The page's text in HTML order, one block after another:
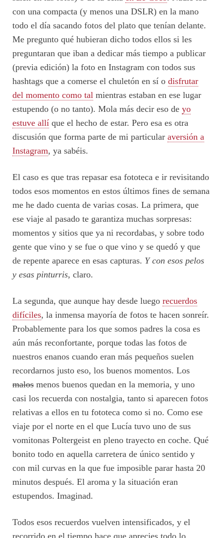
con una compacta (y menos una DSLR) en la mano
todo el día sacando fotos del plato que tenían delante.
Me pregunto qué hubieran dicho todos ellos si les
preguntaran que iban a dedicar más tiempo a publicar
(previa edición) la foto en Instagram con todos sus
hashtags que a comerse el chuletón en sí o disfrutar
del momento como tal mientras estaban en ese lugar
estupendo (o no tanto). Mola más decir eso de yo
estuve allí que el hecho de estar. Pero esa es otra
discusión que forma parte de mi particular aversión a
Instagram, ya sabéis.
El caso es que tras repasar esa fototeca e ir revisitando
todos esos momentos en estos últimos fines de semana
me he dado cuenta de varias cosas. La primera, que
ese viaje al pasado te garantiza muchas sorpresas:
momentos y sitios que ya ni recordabas, y sobre todo
gente que vino y se fue o que vino y se quedó y que
de repente aparece en esas capturas. Y con esos pelos
y esas pinturris, claro.
La segunda, que aunque hay desde luego recuerdos
difíciles, la inmensa mayoría de fotos te hacen sonreír.
Probablemente para los que somos padres la cosa es
aún más reconfortante, porque todas las fotos de
nuestros enanos cuando eran más pequeños suelen
recordarnos justo eso, los buenos momentos. Los
malos menos buenos quedan en la memoria, y uno
casi los recuerda con nostalgia, tanto si aparecen fotos
relativas a ellos en tu fototeca como si no. Como ese
viaje por el norte en el que Lucía tuvo uno de sus
vomitonas Poltergeist en pleno trayecto en coche. Qué
bonito todo en aquella carretera de único sentido y
con mil curvas en la que fue imposible parar hasta 20
minutos después. El aroma y la situación eran
estupendos. Imaginad.
Todos esos recuerdos vuelven intensificados, y el
recorrido en el tiempo hace que aprecies todo lo